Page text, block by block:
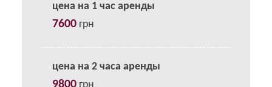
цена на 1 час аренды
7600 грн
цена на 2 часа аренды